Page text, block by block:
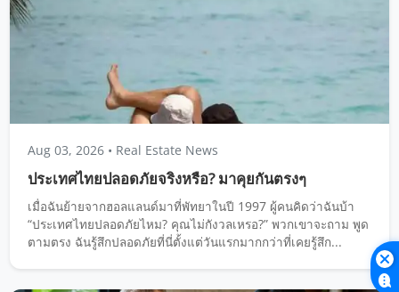
Aug 03, 2026 • Real Estate News
ประเทศไทยปลอดภัยจริงหรือ? มาคุยกันตรงๆ
เมื่อฉันย้ายจากฮอลแลนด์มาที่พัทยาในปี 1997 ผู้คนคิดว่าฉันบ้า
“ประเทศไทยปลอดภัยไหม? คุณไม่กังวลเหรอ?” พวกเขาจะถาม พูด
ตามตรง ฉันรู้สึกปลอดภัยที่นี่ตั้งแต่วันแรกมากกว่าที่เคยรู้สึก...